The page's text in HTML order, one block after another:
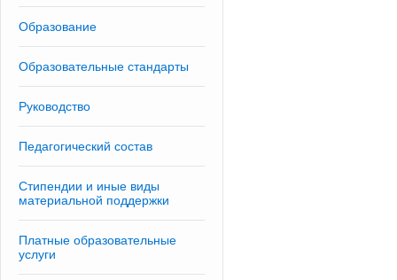
Образование
Образовательные стандарты
Руководство
Педагогический состав
Стипендии и иные виды
материальной поддержки
Платные образовательные
услуги